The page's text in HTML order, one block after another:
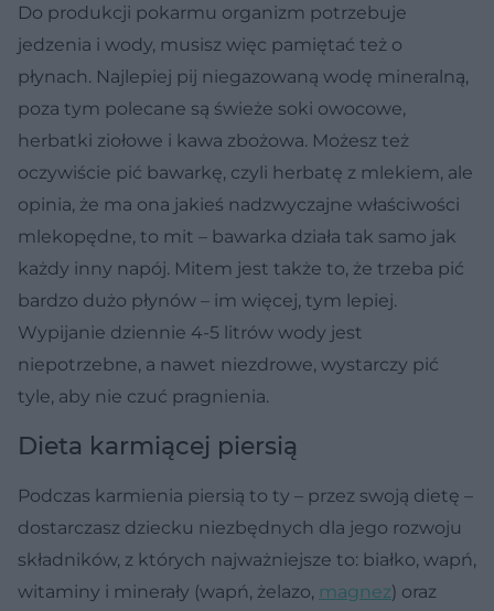
Do produkcji pokarmu organizm potrzebuje
jedzenia i wody, musisz więc pamiętać też o
płynach. Najlepiej pij niegazowaną wodę mineralną,
poza tym polecane są świeże soki owocowe,
herbatki ziołowe i kawa zbożowa. Możesz też
oczywiście pić bawarkę, czyli herbatę z mlekiem, ale
opinia, że ma ona jakieś nadzwyczajne właściwości
mlekopędne, to mit – bawarka działa tak samo jak
każdy inny napój. Mitem jest także to, że trzeba pić
bardzo dużo płynów – im więcej, tym lepiej.
Wypijanie dziennie 4-5 litrów wody jest
niepotrzebne, a nawet niezdrowe, wystarczy pić
tyle, aby nie czuć pragnienia.
Dieta karmiącej piersią
Podczas karmienia piersią to ty – przez swoją dietę –
dostarczasz dziecku niezbędnych dla jego rozwoju
składników, z których najważniejsze to: białko, wapń,
witaminy i minerały (wapń, żelazo, magnez) oraz